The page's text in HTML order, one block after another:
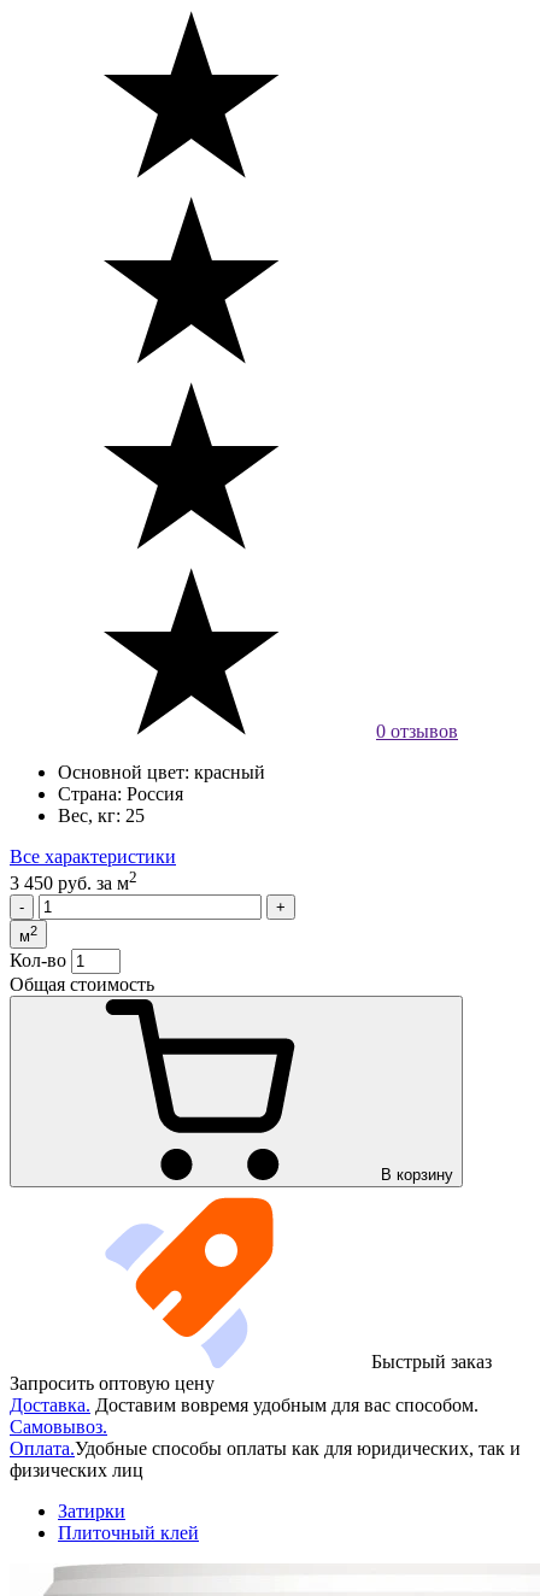
0 отзывов
Основной цвет: красный
Страна: Россия
Вес, кг: 25
Все характеристики
3 450 руб. за м2
м2
Кол-во
Общая стоимость
В корзину
Быстрый заказ
Запросить оптовую цену
Доставка. Доставим вовремя удобным для вас способом.
Самовывоз.
Оплата.Удобные способы оплаты как для юридических, так и
физических лиц
Затирки
Плиточный клей